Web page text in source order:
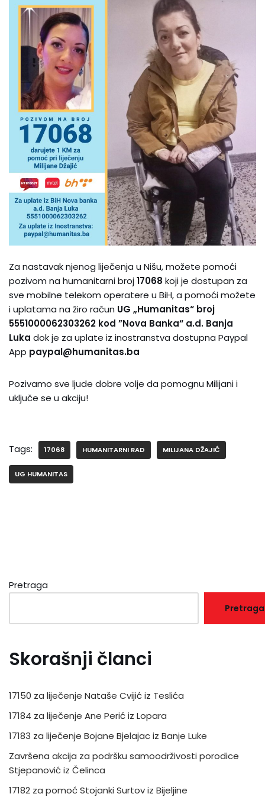
Za nastavak njenog liječenja u Nišu, možete pomoći
pozivom na humanitarni broj17068 koji je dostupan za
sve mobilne telekom operatere u BiH, a pomoći možete
i uplatama na žiro račun UG „Humanitas“ broj
5551000062303262 kod ”Nova Banka“ a.d. Banja
Luka dok je za uplate iz inostranstva dostupna Paypal
App paypal@humanitas.ba
Pozivamo sve ljude dobre volje da pomognu Milijani i
uključe se u akciju!
Tags: 17068 HUMANITARNI RAD MILIJANA DŽAJIĆ
UG HUMANITAS
Pretraga
Pretraga
Skorašnji članci
17150 za liječenje Nataše Cvijić iz Teslića
17184 za liječenje Ane Perić iz Lopara
17183 za liječenje Bojane Bjelajac iz Banje Luke
Završena akcija za podršku samoodrživosti porodice
Stjepanović iz Čelinca
17182 za pomoć Stojanki Surtov iz Bijeljine